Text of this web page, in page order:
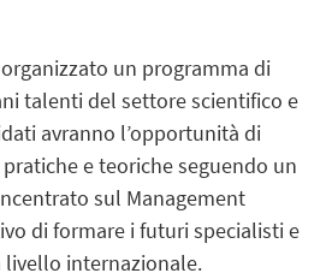
un programma di
talenti del settore scientifico e
avranno l’opportunità di
e teoriche seguendo un
sul Management
di formare i futuri specialisti e
livello internazionale.